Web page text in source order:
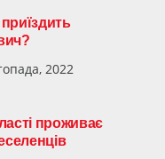
2022
проживає